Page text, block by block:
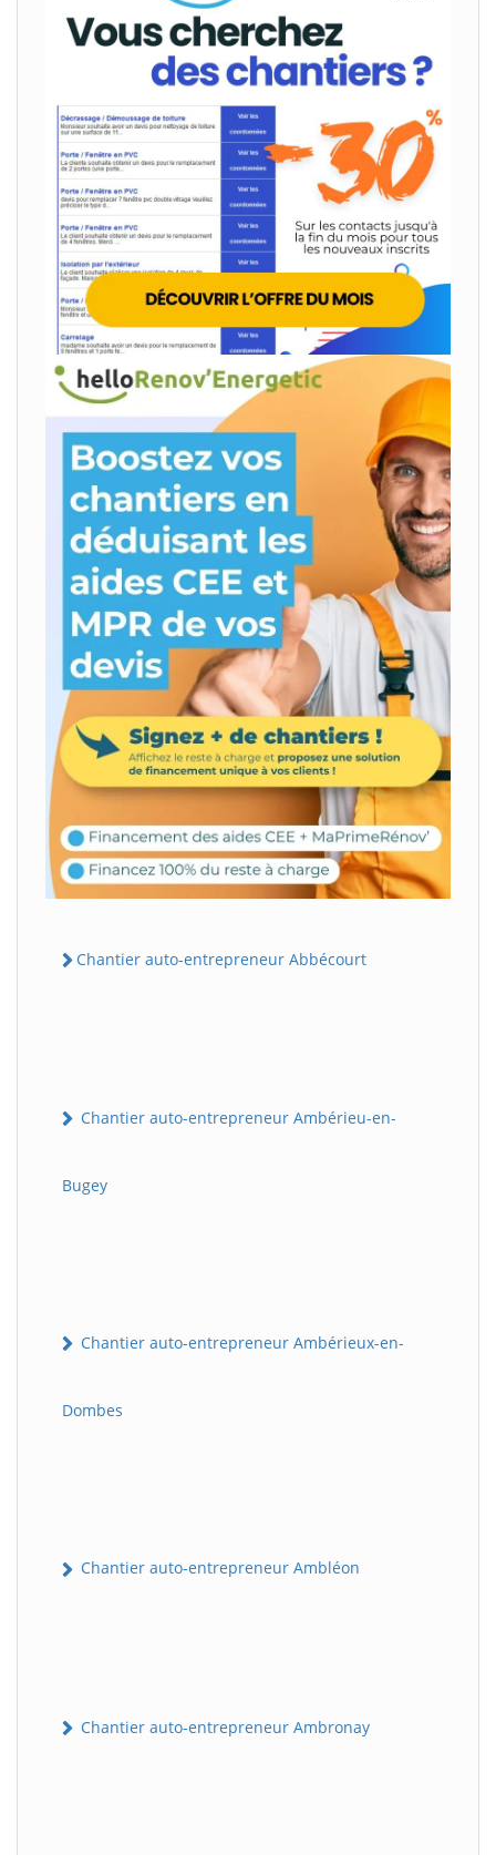
Chantier auto-entrepreneur Abbécourt
Chantier auto-entrepreneur Ambérieu-en-
Bugey
Chantier auto-entrepreneur Ambérieux-en-
Dombes
Chantier auto-entrepreneur Ambléon
Chantier auto-entrepreneur Ambronay